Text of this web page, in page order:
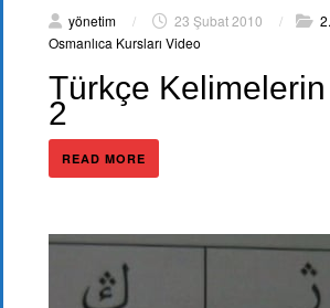
yönetim / 23 Şubat 2010 /
Osmanlıca Kursları Video
Türkçe Kelimelerin
2
READ MORE